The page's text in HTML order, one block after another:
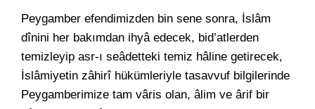
Peygamber efendimizden bin sene sonra, İslâm
dînini her bakımdan ihyâ edecek, bid’atlerden
temizleyip asr-ı seâdetteki temiz hâline getirecek,
İslâmiyetin zâhirî hükümleriyle tasavvuf bilgilerinde
Peygamberimize tam vâris olan, âlim ve ârif bir